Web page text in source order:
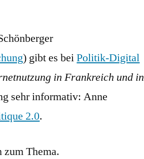
) gibt es beiPolitik-Digital
in Frankreich und in
sehr informativ: Anne
2.0.
zum Thema.